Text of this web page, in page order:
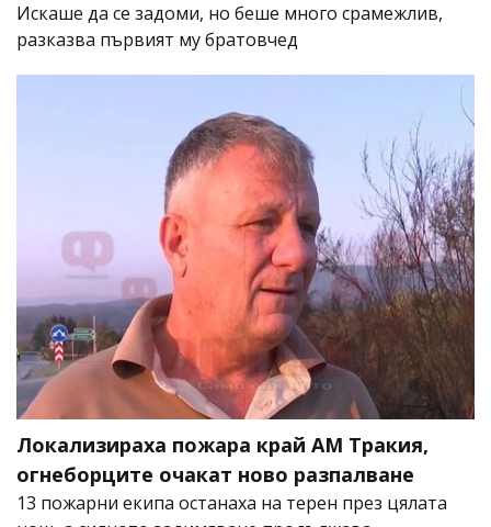
Искаше да се задоми, но беше много срамежлив,
разказва първият му братовчед
Локализираха пожара край АМ Тракия,
огнеборците очакат ново разпалване
13 пожарни екипа останаха на терен през цялата